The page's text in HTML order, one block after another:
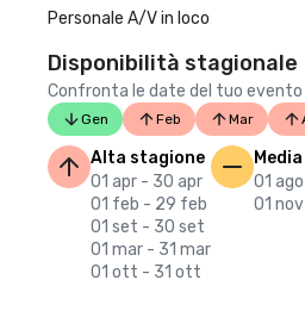
Personale A/V in loco
Disponibilità stagionale
Confronta le date del tuo evento
Gen Feb Mar
Alta stagione
01 apr - 30 apr
01 feb - 29 feb
01 set - 30 set
01 mar - 31 mar
01 ott - 31 ott
01
01